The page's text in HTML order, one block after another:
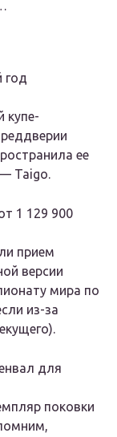
год
купе-
ее
— Taigo.
1 129 900
прием
версии
мира по
из-за
для
поковки